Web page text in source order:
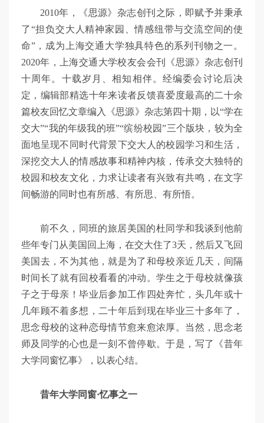
2010年，《思源》杂志创刊之际，即赋予并秉承
了“担负交大人精神家园、情感纽带与交流空间的使
命”，成为上海交通大学独具特色的系列刊物之一。
2020年，上海交通大学校友会会刊《思源》杂志创刊
十周年。十载岁月、相知相伴。经编委会讨论后决
定，编辑部精选十年来读者反馈喜爱度最高的二十余
篇校友回忆文章编入《思源》杂志第四十期，以“学在
交大”“我的年级我的班”“缤纷校园”三个版块，较为全
面地呈现不同时代背景下交大人的校园学习和生活，
深挖交大人的情感故事和精神内核，传承交大独特的
校园和校友文化，力求让读者有兴致有共鸣，在文字
间畅游的同时也有所感、有所思、有所悟。
前不久，同班的旅居美国的杜同学和我谈到他前
些年专门从美国回上海，在交大住了3天，然后又飞回
美国去，不为其他，就是为了和母校亲近几天，间隔
时间长了就有回校看看的冲动。学生之于母校就像孩
子之于母亲！毕业后参加工作四处奔忙，头几年或十
几年顾不着多想，二十年后到现在毕业三十多年了，
思念母校的这种恋母情节愈来愈浓厚。当然，思念老
师及同学的心也是一刻不曾停歇。于是，写了《昔年
大学同窗忆事》，以表心结。
昔年大学同窗·忆事之一